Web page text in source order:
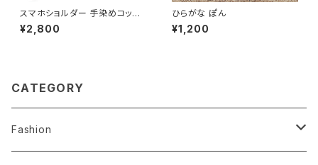
スマホショルダー 手染めコット
ン100% 淡レインボー スマホス
トラップ
¥2,800
ひらがな ぽん
¥1,200
CATEGORY
Fashion